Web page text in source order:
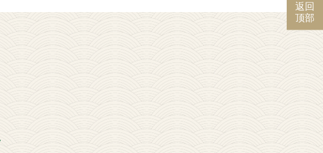
返回
顶部